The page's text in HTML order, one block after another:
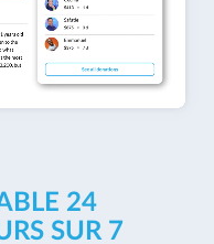
24
SUR 7